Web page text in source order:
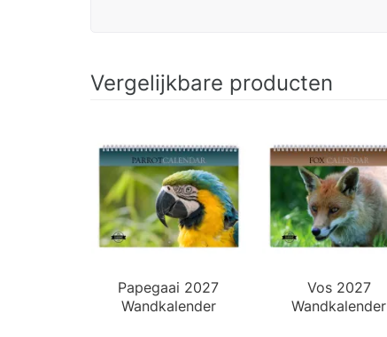
Vergelijkbare producten
Papegaai 2027
Wandkalender
Vos 2027
Wandkalender